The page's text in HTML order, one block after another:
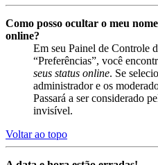
Como posso ocultar o meu
online?
Em seu Painel de Controle
“Preferências”, você
seus status online. Se
administrador e os
Passará a ser considerado
invisível.
Voltar ao topo